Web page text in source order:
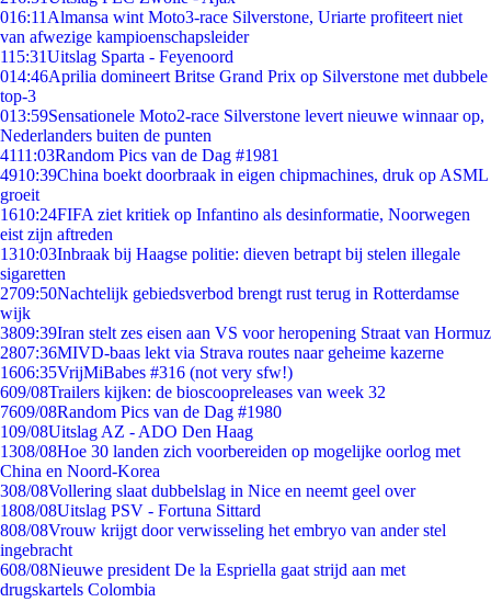
016:11 Almansa wint Moto3-race Silverstone, Uriarte profiteert niet
van afwezige kampioenschapsleider
115:31Uitslag Sparta - Feyenoord
014:46Aprilia domineert Britse Grand Prix op Silverstone met dubbele
top-3
013:59Sensationele Moto2-race Silverstone levert nieuwe winnaar op,
Nederlanders buiten de punten
4111:03Random Pics van de Dag #1981
4910:39China boekt doorbraak in eigen chipmachines, druk op ASML
groeit
1610:24FIFA ziet kritiek op Infantino als desinformatie, Noorwegen
eist zijn aftreden
1310:03Inbraak bij Haagse politie: dieven betrapt bij stelen illegale
sigaretten
2709:50Nachtelijk gebiedsverbod brengt rust terug in Rotterdamse
wijk
3809:39Iran stelt zes eisen aan VS voor heropening Straat van Hormuz
2807:36MIVD-baas lekt via Strava routes naar geheime kazerne
1606:35VrijMiBabes #316 (not very sfw!)
609/08Trailers kijken: de bioscoopreleases van week 32
7609/08Random Pics van de Dag #1980
109/08Uitslag AZ - ADO Den Haag
1308/08Hoe 30 landen zich voorbereiden op mogelijke oorlog met
China en Noord-Korea
308/08Vollering slaat dubbelslag in Nice en neemt geel over
1808/08Uitslag PSV - Fortuna Sittard
808/08Vrouw krijgt door verwisseling het embryo van ander stel
ingebracht
608/08Nieuwe president De la Espriella gaat strijd aan met
drugskartels Colombia